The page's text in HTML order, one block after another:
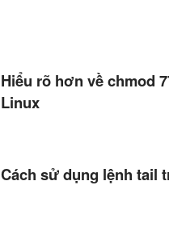
Hiểu rõ hơn về chmod
Linux
Cách sử dụng lệnh tail